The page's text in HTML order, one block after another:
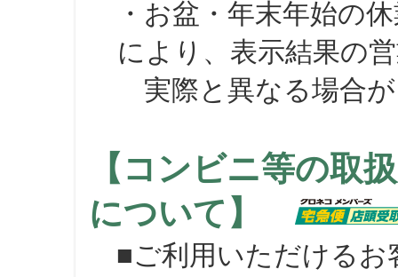
・お盆・年末年始の
により、表示結果の
実際と異なる場合が
【コンビニ等の取
について】
■ご利用いただけるお